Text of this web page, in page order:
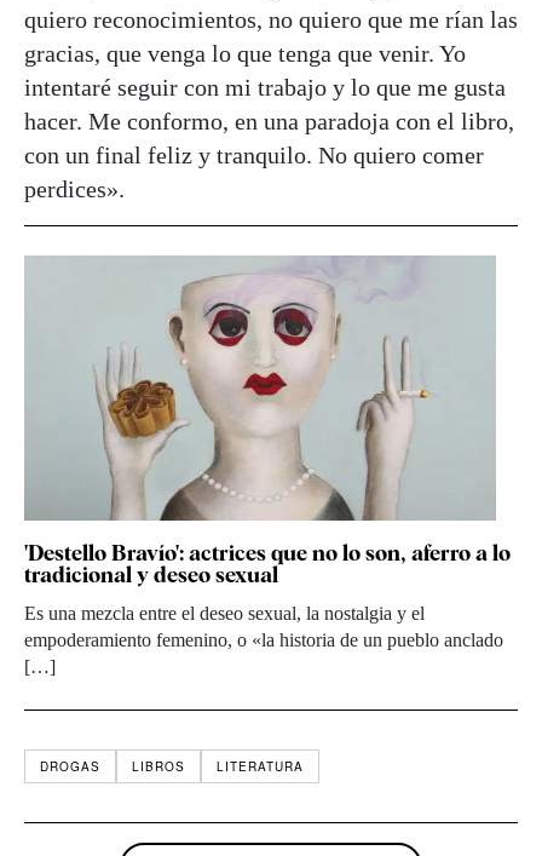
quiero reconocimientos, no quiero que me rían las
gracias, que venga lo que tenga que venir. Yo
intentaré seguir con mi trabajo y lo que me gusta
hacer. Me conformo, en una paradoja con el libro,
con un final feliz y tranquilo. No quiero comer
perdices».
'Destello Bravío': actrices que no lo son, aferro a lo
tradicional y deseo sexual
Es una mezcla entre el deseo sexual, la nostalgia y el
empoderamiento femenino, o «la historia de un pueblo anclado
[…]
DROGAS LIBROS LITERATURA